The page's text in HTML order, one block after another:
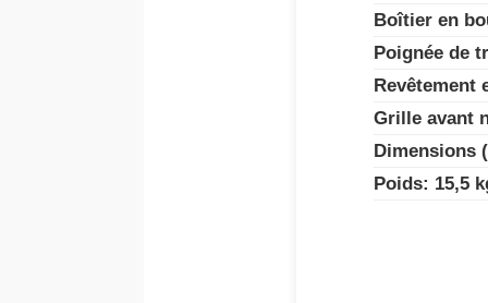
Boîtier en
Poignée de
Revêtement
Grille avant
Dimensions
Poids: 15,5